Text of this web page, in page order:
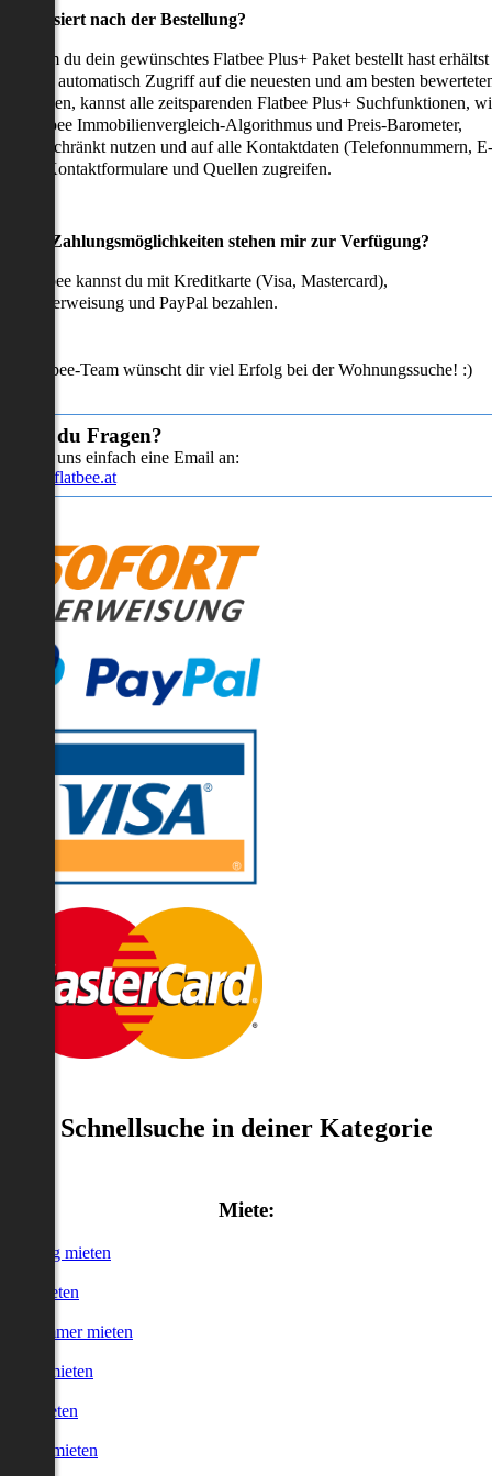
passiert nach der Bestellung?
du dein gewünschtes Flatbee Plus+ Paket bestellt hast erhältst
sofort automatisch Zugriff auf die neuesten und am besten
kannst alle zeitsparenden Flatbee Plus+ Suchfunktionen,
Flatbee Immobilienvergleich-Algorithmus und Preis-Barometer,
nutzen und auf alle Kontaktdaten (Telefonnummern, E-
Kontaktformulare und Quellen zugreifen.
Zahlungsmöglichkeiten stehen mir zur Verfügung?
Flatbee kannst du mit Kreditkarte (Visa, Mastercard),
und PayPal bezahlen.
Flatbee-Team wünscht dir viel Erfolg bei der Wohnungssuche! :)
Hast du Fragen?
Sende uns einfach eine Email an:
info@flatbee.at
Schnellsuche in deiner Kategorie
Miete:
mieten
mieten
Zimmer mieten
mieten
mieten